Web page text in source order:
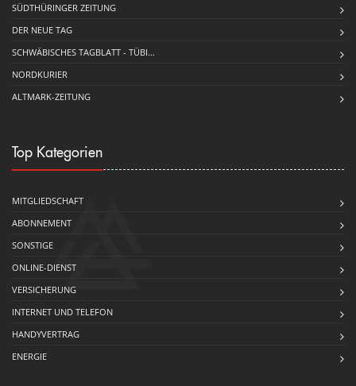
SÜDTHÜRINGER ZEITUNG
DER NEUE TAG
SCHWÄBISCHES TAGBLATT - TÜBI…
NORDKURIER
ALTMARK-ZEITUNG
Top Kategorien
MITGLIEDSCHAFT
ABONNEMENT
SONSTIGE
ONLINE-DIENST
VERSICHERUNG
INTERNET UND TELEFON
HANDYVERTRAG
ENERGIE